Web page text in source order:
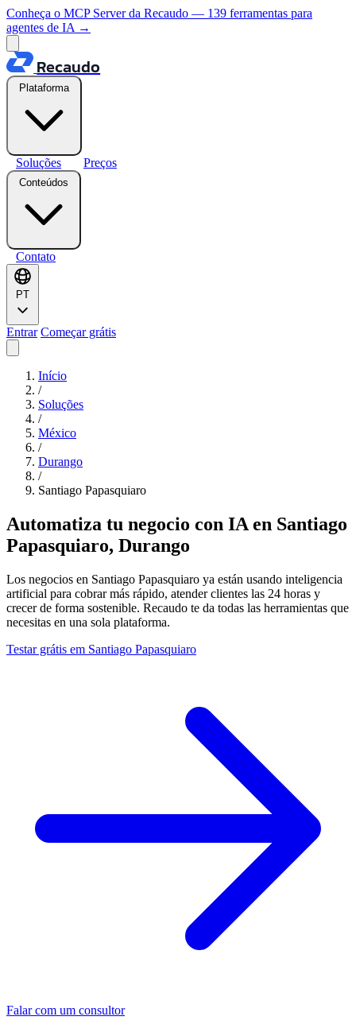
Conheça o MCP Server da Recaudo — 139 ferramentas para
agentes de IA →
Recaudo
Plataforma
Soluções Preços
Conteúdos
Contato
PT
Entrar Começar grátis
Início
/
Soluções
/
México
/
Durango
/
Santiago Papasquiaro
Automatiza tu negocio con IA en Santiago
Papasquiaro, Durango
Los negocios en Santiago Papasquiaro ya están usando inteligencia
artificial para cobrar más rápido, atender clientes las 24 horas y
crecer de forma sostenible. Recaudo te da todas las herramientas que
necesitas en una sola plataforma.
Testar grátis em Santiago Papasquiaro
Falar com um consultor